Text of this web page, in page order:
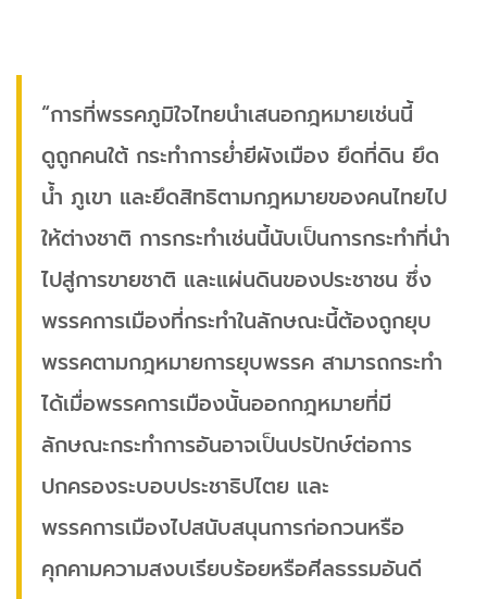
“การที่พรรคภูมิใจไทยนำเสนอกฎหมายเช่นนี้
ดูถูกคนใต้ กระทำการย่ำยีผังเมือง ยึดที่ดิน ยึด
น้ำ ภูเขา และยึดสิทธิตามกฎหมายของคนไทยไป
ให้ต่างชาติ การกระทำเช่นนี้นับเป็นการกระทำที่นำ
ไปสู่การขายชาติ และแผ่นดินของประชาชน ซึ่ง
พรรคการเมืองที่กระทำในลักษณะนี้ต้องถูกยุบ
พรรคตามกฎหมายการยุบพรรค สามารถกระทำ
ได้เมื่อพรรคการเมืองนั้นออกกฎหมายที่มี
ลักษณะกระทำการอันอาจเป็นปรปักษ์ต่อการ
ปกครองระบอบประชาธิปไตย และ
พรรคการเมืองไปสนับสนุนการก่อกวนหรือ
คุกคามความสงบเรียบร้อยหรือศีลธรรมอันดี